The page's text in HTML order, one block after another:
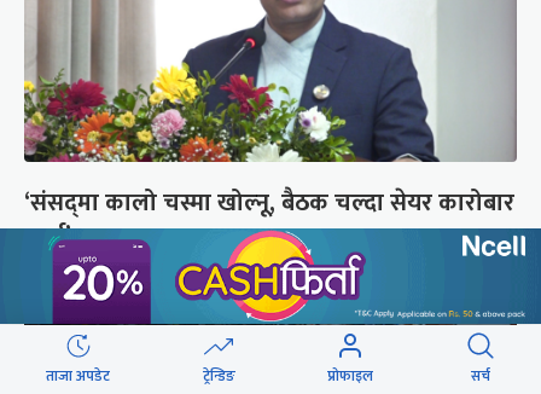
‘संसद्‍मा कालो चस्मा खोल्नू, बैठक चल्दा सेयर कारोबार
नगर्नू’
ताजा अपडेट ट्रेन्डिङ प्रोफाइल सर्च